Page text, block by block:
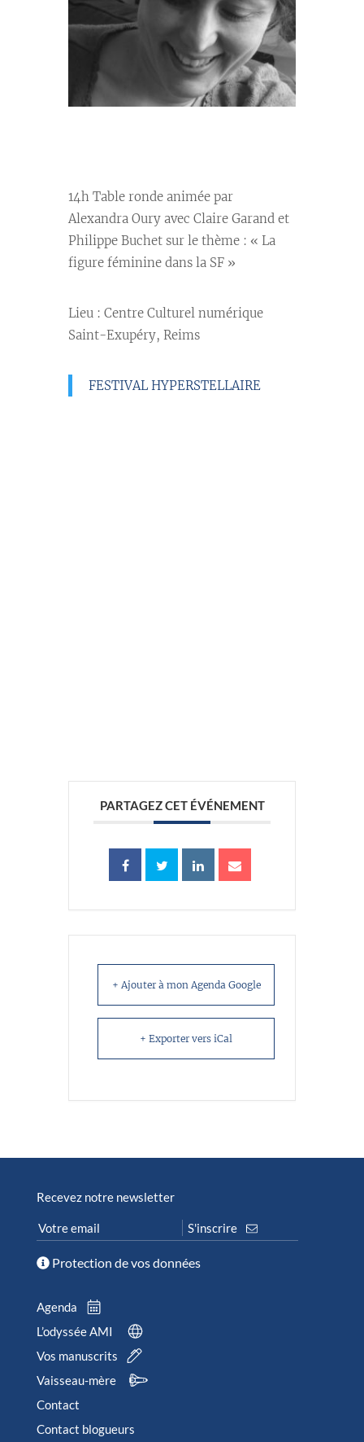
14h Table ronde animée par
Alexandra Oury avec Claire Garand et
Philippe Buchet sur le thème : « La
figure féminine dans la SF »
Lieu : Centre Culturel numérique
Saint-Exupéry, Reims
FESTIVAL HYPERSTELLAIRE
PARTAGEZ CET ÉVÉNEMENT
+ Ajouter à mon Agenda Google
+ Exporter vers iCal
Recevez notre newsletter
Protection de vos données
Agenda
L’odyssée AMI
Vos manuscrits
Vaisseau-mère
Contact
Contact blogueurs